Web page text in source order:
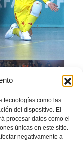
tecnologías como las
del dispositivo. El
procesar datos como el
únicas en este sitio.
negativamente a